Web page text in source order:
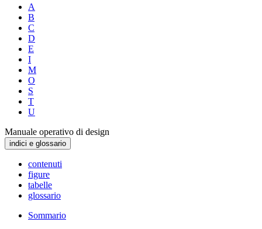
A
B
C
D
E
I
M
O
S
T
U
Manuale operativo di design
indici e glossario
contenuti
figure
tabelle
glossario
Sommario